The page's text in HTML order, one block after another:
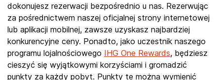
dokonujesz rezerwacji bezpośrednio u nas. Rezerwując
za pośrednictwem naszej oficjalnej strony internetowej
lub aplikacji mobilnej, zawsze uzyskasz najbardziej
konkurencyjne ceny. Ponadto, jako uczestnik naszego
programu lojalnościowego IHG One Rewards, będziesz
cieszyć się wyjątkowymi korzyściami i gromadzić
punkty za każdy pobyt. Punkty te można wymienić